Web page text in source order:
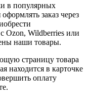
в популярных
заказ через
Ozon, Wildberries или
наши товары.
страницу товара
находится в карточке
оплату